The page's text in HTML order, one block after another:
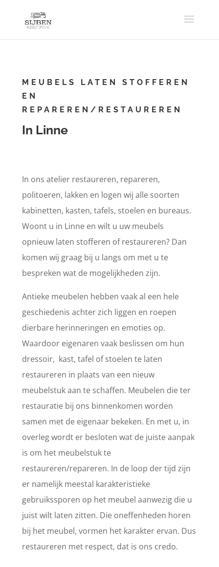
MEUBELS LATEN STOFFEREN
EN
REPAREREN/RESTAUREREN
In Linne
In ons atelier restaureren, repareren,
politoeren, lakken en logen wij alle soorten
kabinetten, kasten, tafels, stoelen en bureaus.
Woont u in Linne en wilt u uw meubels
opnieuw laten stofferen of restaureren? Dan
komen wij graag bij u langs om met u te
bespreken wat de mogelijkheden zijn.
Antieke meubelen hebben vaak al een hele
geschiedenis achter zich liggen en roepen
dierbare herinneringen en emoties op.
Waardoor eigenaren vaak beslissen om hun
dressoir, kast, tafel of stoelen te laten
restaureren in plaats van een nieuw
meubelstuk aan te schaffen. Meubelen die ter
restauratie bij ons binnenkomen worden
samen met de eigenaar bekeken. En met u, in
overleg wordt er besloten wat de juiste aanpak
is om het meubelstuk te
restaureren/repareren. In de loop der tijd zijn
er namelijk meestal karakteristieke
gebruikssporen op het meubel aanwezig die u
juist wilt laten zitten. Die oneffenheden horen
bij het meubel, vormen het karakter ervan. Dus
restaureren met respect, dat is ons credo.